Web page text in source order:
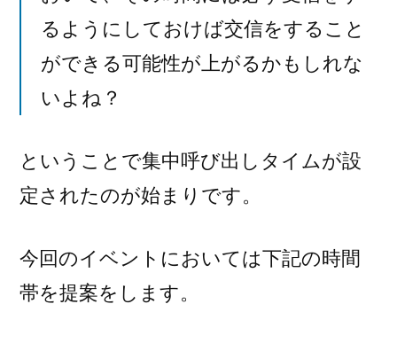
るようにしておけば交信をすること
ができる可能性が上がるかもしれな
いよね？
ということで集中呼び出しタイムが設
定されたのが始まりです。
今回のイベントにおいては下記の時間
帯を提案をします。